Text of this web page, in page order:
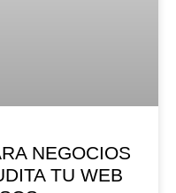
NEGOCIOS
TU WEB